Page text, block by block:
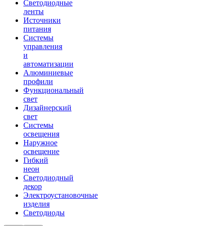
Светодиодные
ленты
Источники
питания
Системы
управления
и
автоматизации
Алюминиевые
профили
Функциональный
свет
Дизайнерский
свет
Системы
освещения
Наружное
освещение
Гибкий
неон
Светодиодный
декор
Электроустановочные
изделия
Светодиоды